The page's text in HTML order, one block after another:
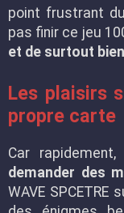
point frustrant
pas finir ce jeu
et de surtout
Les plaisirs
propre carte
Car rapidement,
demander des
WAVE